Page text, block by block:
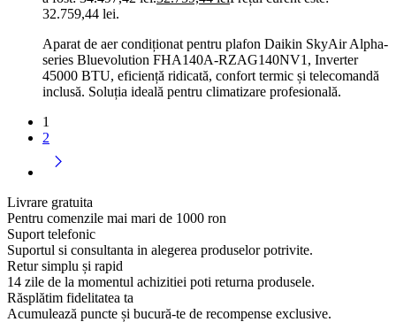
32.759,44 lei.
Aparat de aer condiționat pentru plafon Daikin SkyAir Alpha-
series Bluevolution FHA140A-RZAG140NV1, Inverter
45000 BTU, eficiență ridicată, confort termic și telecomandă
inclusă. Soluția ideală pentru climatizare profesională.
1
2
Livrare gratuita
Pentru comenzile mai mari de 1000 ron
Suport telefonic
Suportul si consultanta in alegerea produselor potrivite.
Retur simplu și rapid
14 zile de la momentul achizitiei poti returna produsele.
Răsplătim fidelitatea ta
Acumulează puncte și bucură-te de recompense exclusive.